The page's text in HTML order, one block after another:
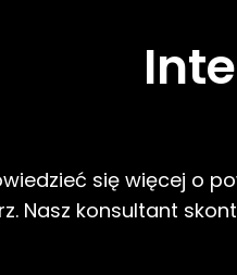
się więcej o
Nasz konsultant